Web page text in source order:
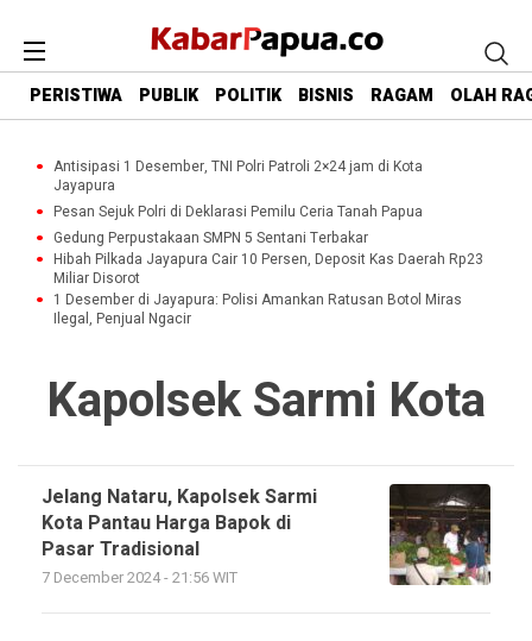
PERISTIWA PUBLIK POLITIK BISNIS RAGAM OLAH
Antisipasi 1 Desember, TNI Polri Patroli 2×24 jam di Kota
Jayapura
Pesan Sejuk Polri di Deklarasi Pemilu Ceria Tanah Papua
Gedung Perpustakaan SMPN 5 Sentani Terbakar
Hibah Pilkada Jayapura Cair 10 Persen, Deposit Kas Daerah Rp23
Miliar Disorot
1 Desember di Jayapura: Polisi Amankan Ratusan Botol Miras
Ilegal, Penjual Ngacir
Kapolsek Sarmi Kota
Jelang Nataru, Kapolsek Sarmi
Kota Pantau Harga Bapok di
Pasar Tradisional
7 December 2024 - 21:56 WIT